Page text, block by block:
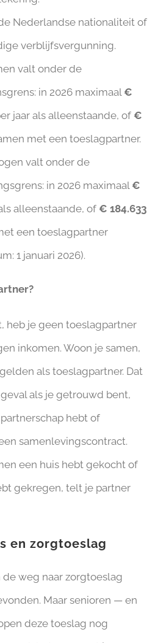
Nederlandse nationaliteit of
verblijfsvergunning.
valt onder de
in 2026 maximaal €
jaar als alleenstaande, of €
met een toeslagpartner.
valt onder de
in 2026 maximaal €
alleenstaande, of € 184.633
een toeslagpartner
1 januari 2026).
heb je geen toeslagpartner
inkomen. Woon je samen,
als toeslagpartner. Dat
als je getrouwd bent,
hebt of
samenlevingscontract.
een huis hebt gekocht of
gekregen, telt je partner
en zorgtoeslag
weg naar zorgtoeslag
Maar senioren — en
deze toeslag nog